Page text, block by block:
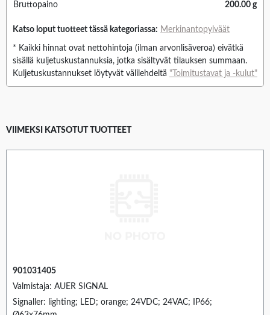
Bruttopaino 200.00 g
Katso loput tuotteet tässä kategoriassa: Merkinantopylväät
* Kaikki hinnat ovat nettohintoja (ilman arvonlisäveroa) eivätkä
sisällä kuljetuskustannuksia, jotka sisältyvät tilauksen summaan.
Kuljetuskustannukset löytyvät välilehdeltä "Toimitustavat ja -kulut"
VIIMEKSI KATSOTUT TUOTTEET
901031405
Valmistaja: AUER SIGNAL
Signaller: lighting; LED; orange; 24VDC; 24VAC; IP66;